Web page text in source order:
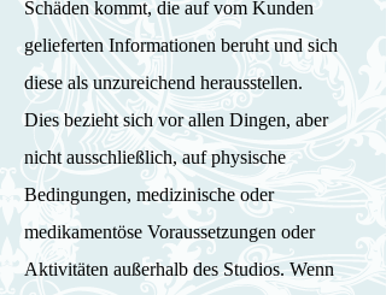
Schäden kommt, die auf vom Kunden
gelieferten Informationen beruht und sich
diese als unzureichend herausstellen.
Dies bezieht sich vor allen Dingen, aber
nicht ausschließlich, auf physische
Bedingungen, medizinische oder
medikamentöse Voraussetzungen oder
Aktivitäten außerhalb des Studios. Wenn